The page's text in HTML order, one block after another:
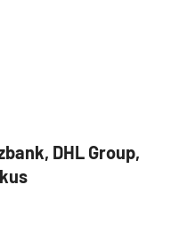
DHL Group,